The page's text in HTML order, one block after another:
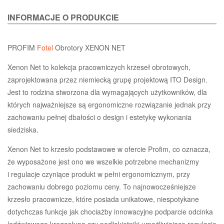
INFORMACJE O PRODUKCIE
PROFIM Fotel Obrotory XENON NET
Xenon Net to kolekcja pracowniczych krzeseł obrotowych,
zaprojektowana przez niemiecką grupę projektową ITO Design.
Jest to rodzina stworzona dla wymagających użytkowników, dla
których najważniejsze są ergonomiczne rozwiązanie jednak przy
zachowaniu pełnej dbałości o design i estetykę wykonania
siedziska.
Xenon Net to krzesło podstawowe w ofercie Profim, co oznacza,
że wyposażone jest ono we wszelkie potrzebne mechanizmy
i regulacje czyniące produkt w pełni ergonomicznym, przy
zachowaniu dobrego poziomu ceny. To najnowocześniejsze
krzesło pracownicze, które posiada unikatowe, niespotykane
dotychczas funkcje jak chociażby innowacyjne podparcie odcinka